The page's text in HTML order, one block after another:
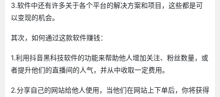
3.软件中还有许多关于各个平台的解决方案和项目，这些都是可
以变现的机会。
其次，如何通过这款软件赚钱：
1.利用抖音黑科技软件的功能来帮助他人增加关注、粉丝数量，或
者提升他们的直播间的人气，并从中收取一定费用。
2.分享自己的网站给他人使用，当他们在网站上下单后，你将获得